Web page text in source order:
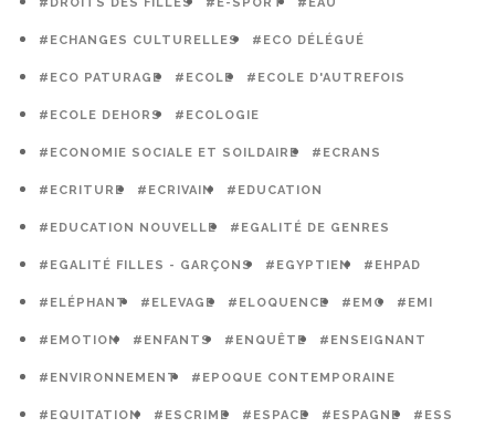
#ECHANGES CULTURELLES #ECO DÉLÉGUÉ
#ECO PATURAGE #ECOLE #ECOLE D'AUTREFOIS
#ECOLE DEHORS #ECOLOGIE
#ECONOMIE SOCIALE ET SOILDAIRE #ECRANS
#ECRITURE #ECRIVAIN #EDUCATION
#EDUCATION NOUVELLE #EGALITÉ DE GENRES
#EGALITÉ FILLES - GARÇONS #EGYPTIEN #EHPAD
#ELÉPHANT #ELEVAGE #ELOQUENCE #EMC #EMI
#EMOTION #ENFANTS #ENQUÊTE #ENSEIGNANT
#ENVIRONNEMENT #EPOQUE CONTEMPORAINE
#EQUITATION #ESCRIME #ESPACE #ESPAGNE #ESS